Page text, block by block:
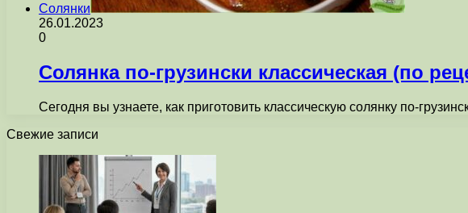
Солянки
26.01.2023
0
Солянка по-грузински классическая (по
Сегодня вы узнаете, как приготовить классическую солянку по-
Свежие записи